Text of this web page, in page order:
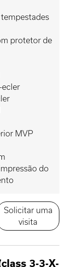
protetor de
MVP
do
Solicitar uma
visita
3-3-X-